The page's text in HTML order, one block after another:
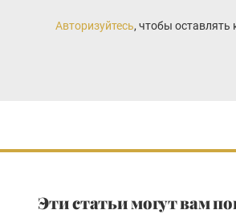
Авторизуйтесь, чтобы оставлять
Эти статьи могут вам